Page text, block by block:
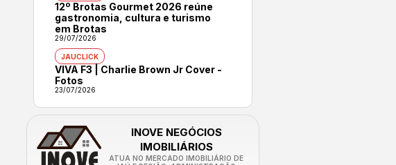
12º Brotas Gourmet 2026 reúne
gastronomia, cultura e turismo
em Brotas
29/07/2026
JAUCLICK
VIVA F3 | Charlie Brown Jr Cover -
Fotos
23/07/2026
INOVE NEGÓCIOS
IMOBILIÁRIOS
ATUA NO MERCADO IMOBILIÁRIO DE